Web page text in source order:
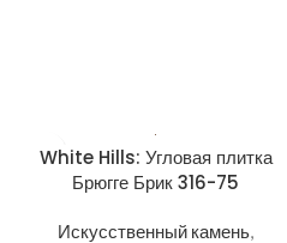
White Hills: Угловая плитка
Брюгге Брик 316-75
Искусственный камень,